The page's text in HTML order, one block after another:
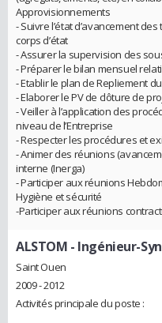
Approvisionnements
- Suivre l’état d’avancement
corps d’état
- Assurer la supervision des
- Préparer le bilan mensuel
- Etablir le plan de Repliement
- Elaborer le PV de clôture de
- Veiller à l’application des
niveau de l’Entreprise
- Respecter les procédures et
- Animer des réunions
interne (Inerga)
- Participer aux réunions
Hygiène et sécurité
-Participer aux réunions
ALSTOM - Ingénieur-
Saint Ouen
2009 - 2012
Activités principale du poste :